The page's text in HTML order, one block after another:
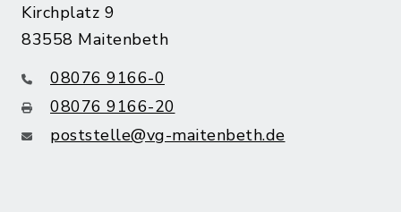
Kirchplatz 9
83558 Maitenbeth
08076 9166-0
08076 9166-20
poststelle@vg-maitenbeth.de